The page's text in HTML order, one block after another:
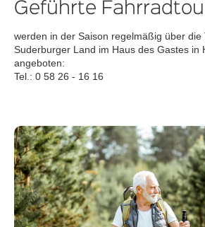
Geführte
werden in der Saison regelmäßig über die
Suderburger Land im Haus des Gastes in
angeboten:
Tel.: 0 58 26 - 16 16